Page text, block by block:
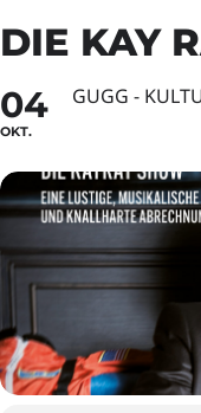
DIE KAY
04
OKT.
GUGG -